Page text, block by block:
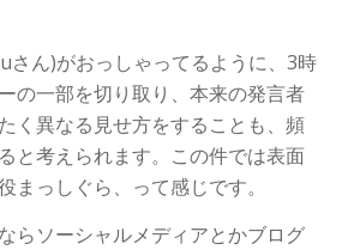
さん)がおっしゃってるように、3時
の一部を切り取り、本来の発言者
く異なる見せ方をすることも、頻
と考えられます。この件では表面
まっしぐら、って感じです。
らソーシャルメディアとかブログ